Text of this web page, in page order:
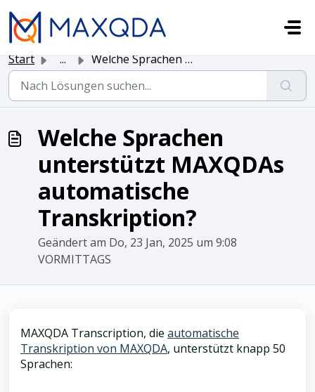
Zum hauptsächlichen Inhalt gehen
Start ... Welche Sprachen unterstützt MAXQDAs automatische Transkri...
Welche Sprachen
unterstützt MAXQDAs
automatische
Transkription?
Geändert am Do, 23 Jan, 2025 um 9:08
VORMITTAGS
MAXQDA Transcription, die automatische
Transkription von MAXQDA, unterstützt knapp 50
Sprachen: